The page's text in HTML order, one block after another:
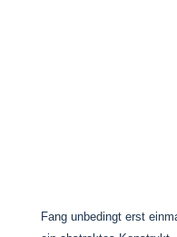
Fang unbedingt erst